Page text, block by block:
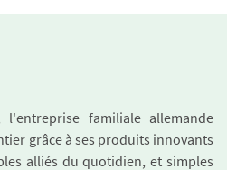
familiale allemande
grâce à ses produits innovants
alliés du quotidien, et simples